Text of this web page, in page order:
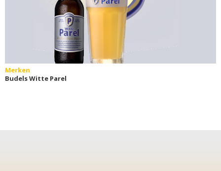
Merken
Budels Witte Parel